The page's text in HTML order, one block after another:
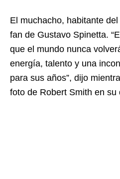
El muchacho, habitante
fan de Gustavo Spinetta.
que el mundo nunca
energía, talento y una
para sus años”, dijo
foto de Robert Smith en su